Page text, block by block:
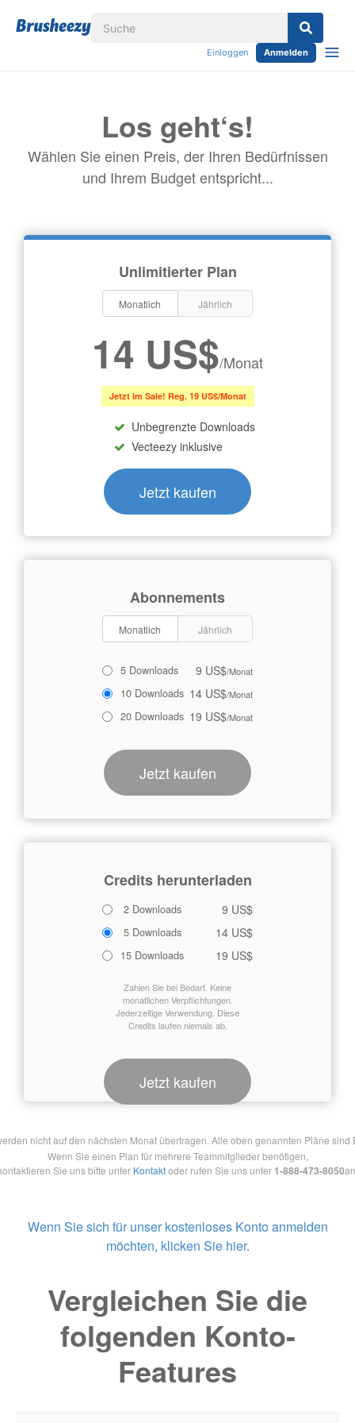
Einloggen Anmelden
Los geht‘s!
Wählen Sie einen Preis, der Ihren Bedürfnissen
und Ihrem Budget entspricht...
Unlimitierter Plan
Monatlich Jährlich
14 US$/Monat
Jetzt im Sale! Reg. 19 US$/Monat
Unbegrenzte Downloads
Vecteezy inklusive
Jetzt kaufen
Abonnements
Monatlich Jährlich
5 Downloads 9 US$/Monat
10 Downloads 14 US$/Monat
20 Downloads 19 US$/Monat
Jetzt kaufen
Credits herunterladen
2 Downloads 9 US$
5 Downloads 14 US$
15 Downloads 19 US$
Zahlen Sie bei Bedarf. Keine
monatlichen Verpflichtungen.
Jederzeitige Verwendung. Diese
Credits laufen niemals ab.
Jetzt kaufen
nicht auf den nächsten Monat übertragen. Alle oben genannten Pläne
Wenn Sie einen Plan für mehrere Teammitglieder benötigen,
Sie uns bitte unter Kontaktoder rufen Sie uns unter 1-888-473-8050
Wenn Sie sich für unser kostenloses Konto anmelden
möchten, klicken Sie hier.
Vergleichen Sie die
folgenden Konto-
Features